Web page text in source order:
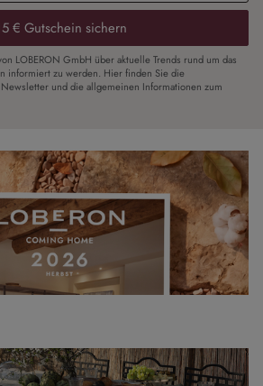
€ Gutschein sichern
LOBERON GmbH über aktuelle Trends rund um das
informiert zu werden. Hier finden Sie die
und die allgemeinen Informationen zum